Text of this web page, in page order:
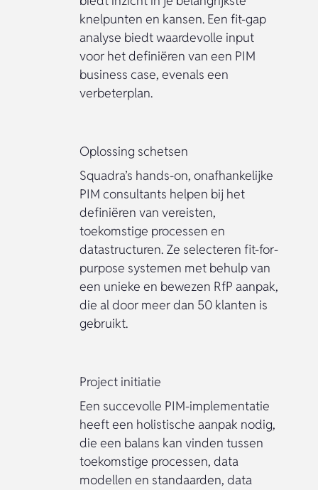
knelpunten en kansen. Een fit-gap
analyse biedt waardevolle input
voor het definiëren van een PIM
business case, evenals een
verbeterplan.
Oplossing schetsen
Squadra’s hands-on, onafhankelijke
PIM consultants helpen bij het
definiëren van vereisten,
toekomstige processen en
datastructuren. Ze selecteren fit-for-
purpose systemen met behulp van
een unieke en bewezen RfP aanpak,
die al door meer dan 50 klanten is
gebruikt.
Project initiatie
Een succevolle PIM-implementatie
heeft een holistische aanpak nodig,
die een balans kan vinden tussen
toekomstige processen, data
modellen en standaarden, data